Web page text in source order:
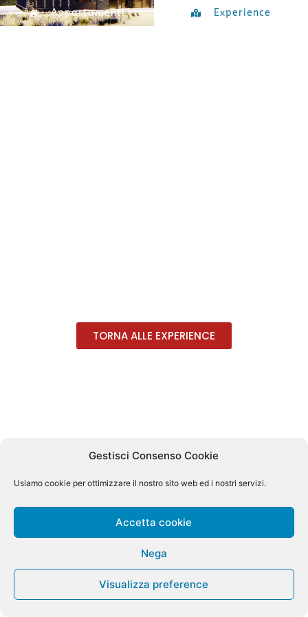
Gestisci Consenso Cookie
Usiamo cookie per ottimizzare il nostro sito web ed i nostri servizi.
Accetta cookie
Nega
Visualizza preference
Appartamenti Experience
TORNA ALLE EXPERIENCE